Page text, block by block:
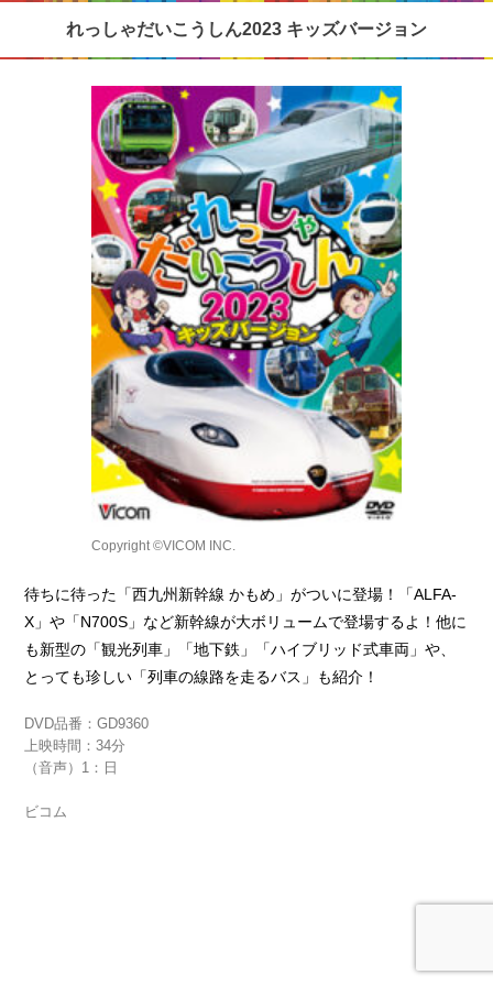
れっしゃだいこうしん2023 キッズバージョン
Copyright ©VICOM INC.
待ちに待った「西九州新幹線 かもめ」がついに登場！「ALFA-
X」や「N700S」など新幹線が大ボリュームで登場するよ！他に
も新型の「観光列車」「地下鉄」「ハイブリッド式車両」や、
とっても珍しい「列車の線路を走るバス」も紹介！
DVD品番：GD9360
上映時間：34分
（音声）1：日
ビコム